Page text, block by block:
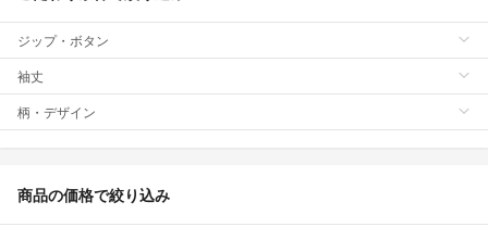
ジップ・ボタン
袖丈
柄・デザイン
商品の価格で絞り込み